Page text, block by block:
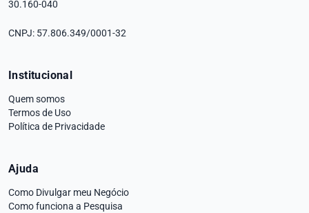
30.160-040
CNPJ: 57.806.349/0001-32
Institucional
Quem somos
Termos de Uso
Política de Privacidade
Ajuda
Como Divulgar meu Negócio
Como funciona a Pesquisa